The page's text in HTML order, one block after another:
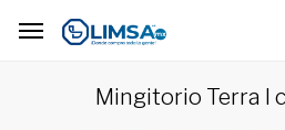
Mingitorio Terra I